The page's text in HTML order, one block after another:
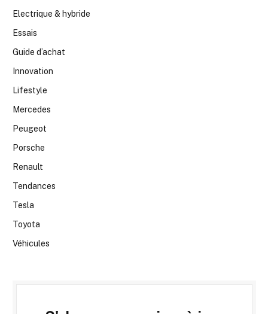
Electrique & hybride
Essais
Guide d’achat
Innovation
Lifestyle
Mercedes
Peugeot
Porsche
Renault
Tendances
Tesla
Toyota
Véhicules